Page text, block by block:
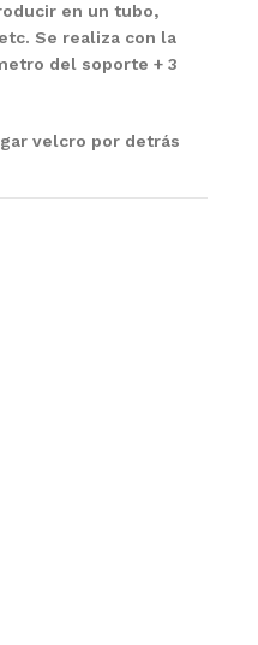
en un tubo,
Se realiza con la
del soporte + 3
velcro por detrás